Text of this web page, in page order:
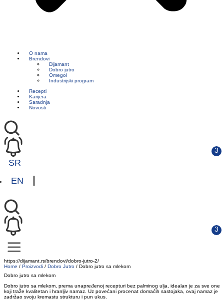
O nama
Brendovi
Dijamant
Dobro jutro
Omegol
Industrijski program
Recepti
Karijera
Saradnja
Novosti
SR
EN
https://dijamant.rs/brendovi/dobro-jutro-2/
Home / Proizvodi / Dobro Jutro / Dobro jutro sa mlekom
Dobro jutro sa mlekom
Dobro jutro sa mlekom, prema unapređenoj recepturi bez palminog ulja, idealan je za sve one
koji traže kvalitetan i hranljiv namaz. Uz povećani procenat domaćih sastojaka, ovaj namaz je
zadržao svoju kremastu strukturu i pun ukus.